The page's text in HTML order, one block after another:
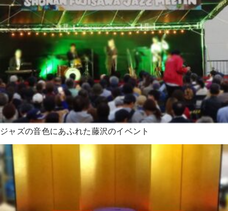
ジャズの音色にあふれた藤沢のイベント